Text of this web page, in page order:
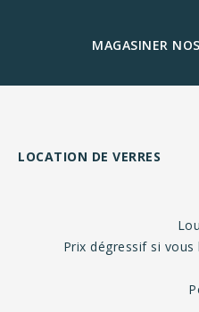
MAGASINER
LOCATION DE VERRES
Prix dégressif si